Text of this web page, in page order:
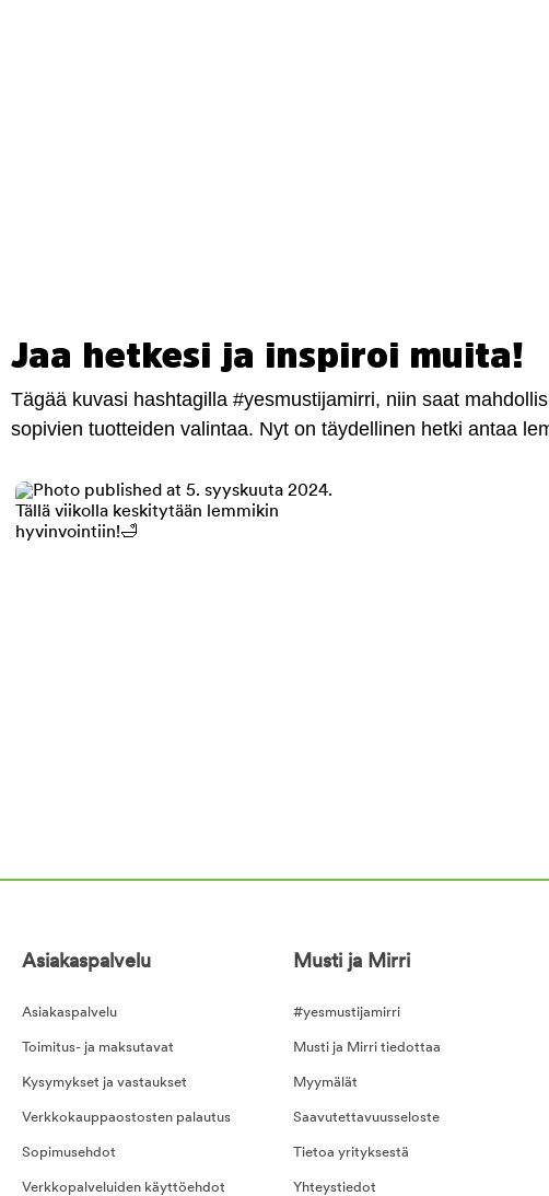
Jaa hetkesi ja inspiroi muita!
Tägää kuvasi hashtagilla #yesmustijamirri, niin saat
sopivien tuotteiden valintaa. Nyt on täydellinen hetki antaa
Asiakaspalvelu
Asiakaspalvelu
Toimitus- ja maksutavat
Kysymykset ja vastaukset
Verkkokauppaostosten palautus
Sopimusehdot
Verkkopalveluiden käyttöehdot
Musti ja Mirri
#yesmustijamirri
Musti ja Mirri tiedottaa
Myymälät
Saavutettavuusseloste
Tietoa yrityksestä
Yhteystiedot